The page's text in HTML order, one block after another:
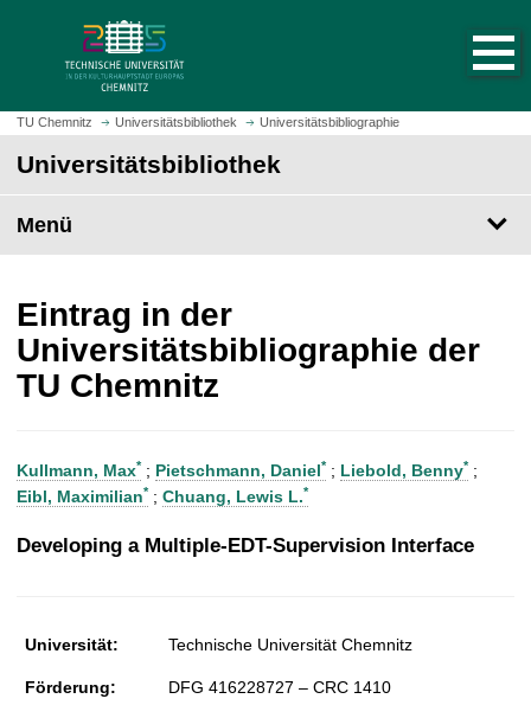
z
m
t
e
i
t
u
f
r
u
TU Chemnitz Universitätsbibliothek Universitätsbibliographie
Universitätsbibliothek
Menü
Eintrag in der
Universitätsbibliographie der
TU Chemnitz
Kullmann, Max* ; Pietschmann, Daniel* ; Liebold, Benny* ;
Eibl, Maximilian* ; Chuang, Lewis L.*
Developing a Multiple-EDT-Supervision Interface
Universität: Technische Universität Chemnitz
Förderung: DFG 416228727 – CRC 1410